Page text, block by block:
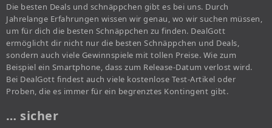
Die besten Deals und schnäppchen gibt es bei uns. Durch
Jahrelange Erfahrungen wissen wir genau, wo wir suchen müssen,
um für dich die besten Schnäppchen zu finden. DealGott
ermöglicht dir nicht nur die besten Schnäppchen und Deals,
sondern auch viele Gewinnspiele mit tollen Preise. Wie zum
Beispiel ein Smartphone, dass zum Release-Datum verlost wird.
Bei DealGott findest auch viele kostenlose Test-Artikel oder
Proben, die es immer für ein begrenztes Kontingent gibt.
… sicher